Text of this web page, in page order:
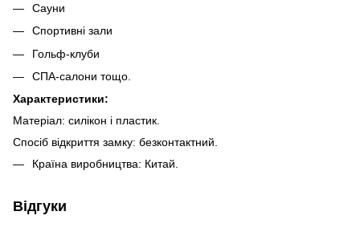
Сауни
Спортивні зали
Гольф-клуби
СПА-салони тощо.
Характеристики:
Матеріал: силікон і пластик.
Спосіб відкриття замку: безконтактний.
Країна виробництва: Китай.
Відгуки